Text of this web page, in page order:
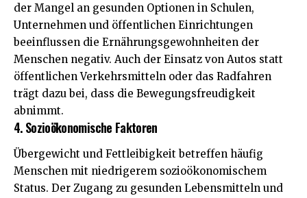
der Mangel an gesunden Optionen in Schulen,
Unternehmen und öffentlichen Einrichtungen
beeinflussen die Ernährungsgewohnheiten der
Menschen negativ. Auch der Einsatz von Autos statt
öffentlichen Verkehrsmitteln oder das Radfahren
trägt dazu bei, dass die Bewegungsfreudigkeit
abnimmt.
4. Sozioökonomische Faktoren
Übergewicht und Fettleibigkeit betreffen häufig
Menschen mit niedrigerem sozioökonomischem
Status. Der Zugang zu gesunden Lebensmitteln und